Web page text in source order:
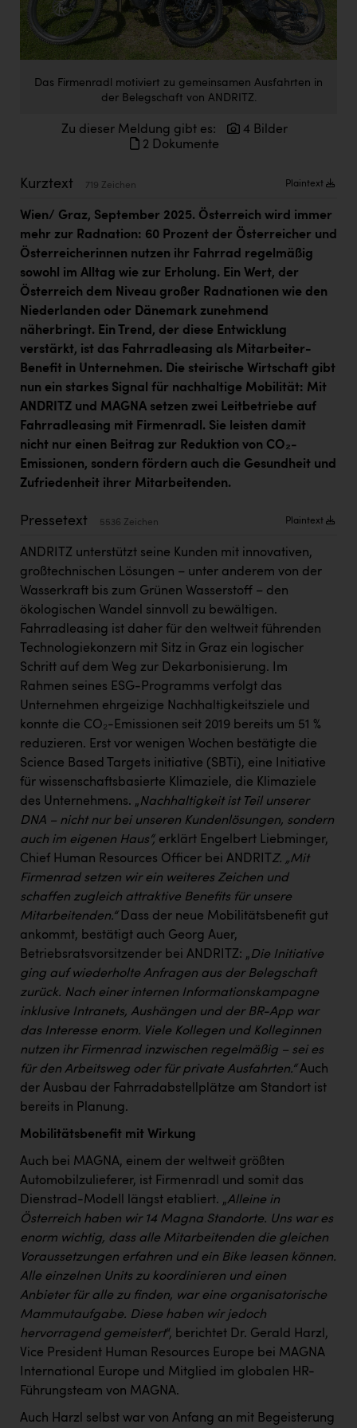
Doppler Gruppe
ERLUS AG
Fristads Austria
IFE Austria GmbH
Immotech
INTERSPAR
INTERSPORT Austria
Jesolo
Jane Goodall Institute Austria
Kärcher
KEBA
KIWI Kinderwunsch Institut Dr. Loimer
KLIPP Frisör
Kleider Bauer
Kremsmüller Anlagenbau GmbH
Maximarkt
Oldtimer Raststationen und Motorhotels
Österreichischer Kachelofenverband
Orlen
Passage Linz
PEZ
PÜSPÖK
REMAX
Resch&Frisch
Ruderclub Wels
SCRI - Salzburg Cancer Research Institute
SCHMACHTL GmbH
Schwingshandl - automation technology gmbh
Seher + Partner
Smurfit Westrock Nettingsdorf
TCL
TGW Logistics
TRAILOMAT & Cycling Austria
VERITAS
Vier Diamanten
Vorlagenportal
Wir besiegen Krebs
Wirtschaftskammer OÖ
ZGONC
ZULuft - Zukunft Luft Austria
z.l.ö.
Österreichisches Hebammengremium
Das Firmenradl motiviert zu gemeinsamen Ausfahrten in
der Belegschaft von ANDRITZ.
Zu dieser Meldung gibt es:
4 Bilder
2 Dokumente
Kurztext 719 Zeichen Plaintext
Wien/ Graz, September 2025. Österreich wird immer
mehr zur Radnation: 60 Prozent der Österreicher und
Österreicherinnen nutzen ihr Fahrrad regelmäßig
sowohl im Alltag wie zur Erholung. Ein Wert, der
Österreich dem Niveau großer Radnationen wie den
Niederlanden oder Dänemark zunehmend
näherbringt. Ein Trend, der diese Entwicklung
verstärkt, ist das Fahrradleasing als Mitarbeiter-
Benefit in Unternehmen. Die steirische Wirtschaft gibt
nun ein starkes Signal für nachhaltige Mobilität: Mit
ANDRITZ und MAGNA setzen zwei Leitbetriebe auf
Fahrradleasing mit Firmenradl. Sie leisten damit
nicht nur einen Beitrag zur Reduktion von CO₂-
Emissionen, sondern fördern auch die Gesundheit und
Zufriedenheit ihrer Mitarbeitenden.
Pressetext 5536 Zeichen Plaintext
ANDRITZ unterstützt seine Kunden mit innovativen,
großtechnischen Lösungen – unter anderem von der
Wasserkraft bis zum Grünen Wasserstoff – den
ökologischen Wandel sinnvoll zu bewältigen.
Fahrradleasing ist daher für den weltweit führenden
Technologiekonzern mit Sitz in Graz ein logischer
Schritt auf dem Weg zur Dekarbonisierung. Im
Rahmen seines ESG-Programms verfolgt das
Unternehmen ehrgeizige Nachhaltigkeitsziele und
konnte die CO₂-Emissionen seit 2019 bereits um 51 %
reduzieren. Erst vor wenigen Wochen bestätigte die
Science Based Targets initiative (SBTi), eine Initiative
für wissenschaftsbasierte Klimaziele, die Klimaziele
des Unternehmens. „Nachhaltigkeit ist Teil unserer
DNA – nicht nur bei unseren Kundenlösungen, sondern
auch im eigenen Haus“, erklärt Engelbert Liebminger,
Chief Human Resources Officer bei ANDRIT Z. „Mit
Firmenrad setzen wir ein weiteres Zeichen und
schaffen zugleich attraktive Benefits für unsere
Mitarbeitenden.“Dass der neue Mobilitätsbenefit gut
ankommt, bestätigt auch Georg Auer,
Betriebsratsvorsitzender bei ANDRITZ: „Die Initiative
ging auf wiederholte Anfragen aus der Belegschaft
zurück. Nach einer internen Informationskampagne
inklusive Intranets, Aushängen und der BR-App war
das Interesse enorm. Viele Kollegen und Kolleginnen
nutzen ihr Firmenrad inzwischen regelmäßig – sei es
für den Arbeitsweg oder für private Ausfahrten.“Auch
der Ausbau der Fahrradabstellplätze am Standort ist
bereits in Planung.
Mobilitätsbenefit mit Wirkung
Auch bei MAGNA, einem der weltweit größten
Automobilzulieferer, ist Firmenradl und somit das
Dienstrad-Modell längst etabliert. „Alleine in
Österreich haben wir 14 Magna Standorte. Uns war es
enorm wichtig, dass alle Mitarbeitenden die gleichen
Voraussetzungen erfahren und ein Bike leasen können.
Alle einzelnen Units zu koordinieren und einen
Anbieter für alle zu finden, war eine organisatorische
Mammutaufgabe. Diese haben wir jedoch
hervorragend gemeistert“, berichtet Dr. Gerald Harzl,
Vice President Human Resources Europe bei MAGNA
International Europe und Mitglied im globalen HR-
Führungsteam von MAGNA.
Auch Harzl selbst war von Anfang an mit Begeisterung